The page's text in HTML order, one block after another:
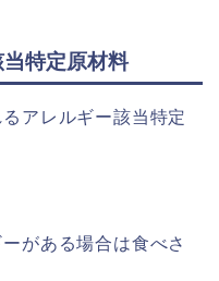
特定原材料
アレルギー該当特定
がある場合は食べさ